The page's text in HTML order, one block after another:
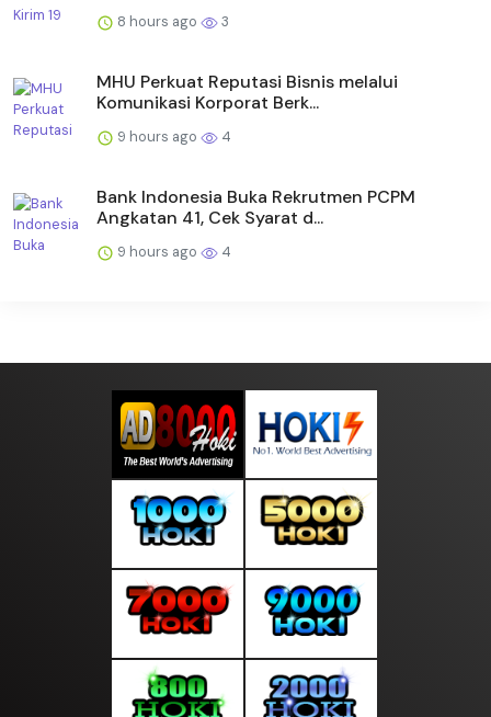
8 hours ago 3
MHU Perkuat Reputasi Bisnis melalui
Komunikasi Korporat Berk...
9 hours ago 4
Bank Indonesia Buka Rekrutmen PCPM
Angkatan 41, Cek Syarat d...
9 hours ago 4